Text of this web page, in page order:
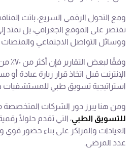
ومع التحول الرقمي السريع، باتت
تقتصر على الموقع الجغرافي، بل تمتد
ووسائل التواصل الاجتماعي والمنصات
وفقًا
الإنترنت قبل اتخاذ قرار زيارة عيادة
استراتيجية تسويق طبي للمستشفيات
ومن هنا يبرز دور الشركات المتخصصة
للتسويق الطبي، التي تقدم حلولًا
العيادات والمراكز على بناء حضور
عدد المرضى.